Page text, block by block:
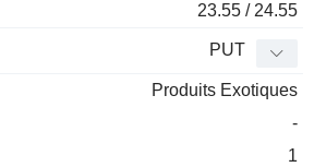
23.55 / 24.55
PUT
Produits Exotiques
-
1